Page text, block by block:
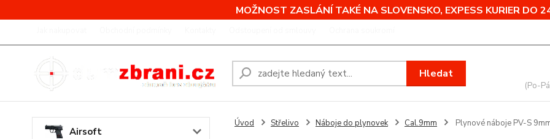
MOŽNOST ZASLÁNÍ TAKÉ NA SLOVENSKO, EXPESS KURIER DO
Hledat
(Po-
Airsoft
Úvod Střelivo Náboje do plynovek Cal.9mm Plynové náboje PV-S